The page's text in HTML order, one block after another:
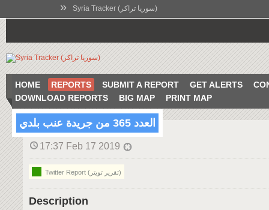
» Syria Tracker (سوريا تراكر)
HOME REPORTS SUBMIT A REPORT GET ALERTS
DOWNLOAD REPORTS
BIG MAP PRINT MAP
العدد 365 من جريدة عنب بلدي
17:37 Feb 17 2019
Twitter Report (تقرير تويتر)
Description